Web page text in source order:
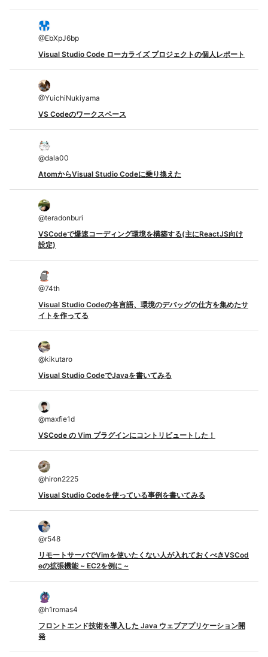
@EbXpJ6bp
Visual Studio Code ローカライズ プロジェクトの個人レポート
@YuichiNukiyama
VS Codeのワークスペース
@dala00
AtomからVisual Studio Codeに乗り換えた
@teradonburi
VSCodeで爆速コーディング環境を構築する(主にReactJS向け
設定)
@74th
Visual Studio Codeの各言語、環境のデバッグの仕方を集めたサ
イトを作ってる
@kikutaro
Visual Studio CodeでJavaを書いてみる
@maxfie1d
VSCode の Vim プラグインにコントリビュートした！
@hiron2225
Visual Studio Codeを使っている事例を書いてみる
@r548
リモートサーバでVimを使いたくない人が入れておくべきVSCod
eの拡張機能 ~ EC2を例に ~
@h1romas4
フロントエンド技術を導入した Java ウェブアプリケーション開
発